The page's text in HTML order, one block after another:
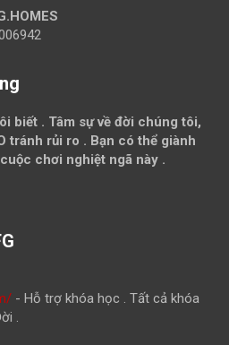
biết . Tâm sự về đời chúng tôi,
tránh rủi ro . Bạn có thể giành
chơi nghiệt ngã này .
- Hỗ trợ khóa học . Tất cả khóa
.